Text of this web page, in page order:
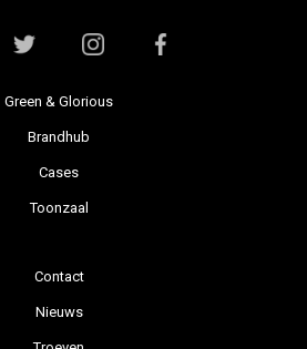
Green & Glorious
Brandhub
Cases
Toonzaal
Contact
Nieuws